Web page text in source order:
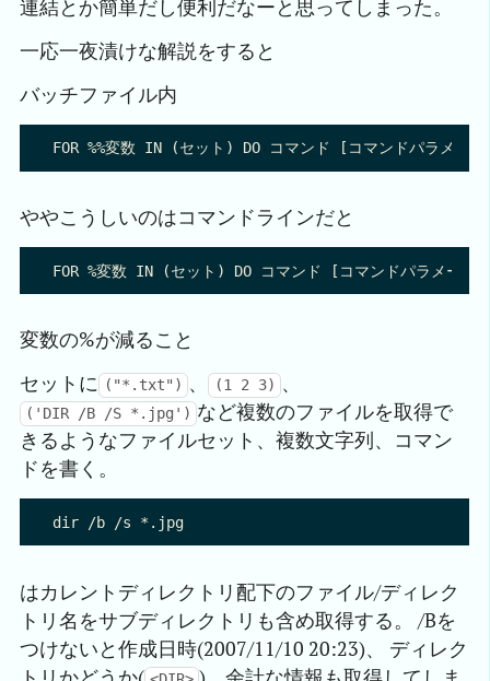
連結とか簡単だし便利だなーと思ってしまった。
一応一夜漬けな解説をすると
バッチファイル内
ややこうしいのはコマンドラインだと
変数の%が減ること
セットに ("*.txt") 、 (1 2 3) 、
('DIR /B /S *.jpg') など複数のファイルを取得で
きるようなファイルセット、複数文字列、コマン
ドを書く。
はカレントディレクトリ配下のファイル/ディレク
トリ名をサブディレクトリも含め取得する。 /Bを
つけないと作成日時(2007/11/10 20:23)、 ディレク